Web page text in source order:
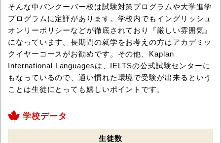
そんな中バンクーバー校は試験対策プログラムや大学進学
プログラムに定評があります。学校内でもイングリッシュ
オンリーポリシーなどが徹底されており『厳しい雰囲気』
になっています。長期間の就学をお考えの方はアカデミッ
クイヤーコースがお勧めです。その他、Kaplan
International Languagesは、IELTSの公式試験センターに
もなっているので、通い慣れた環境で受験が出来るという
ことは生徒にとっても嬉しいポイントです。
学校データ
生徒数